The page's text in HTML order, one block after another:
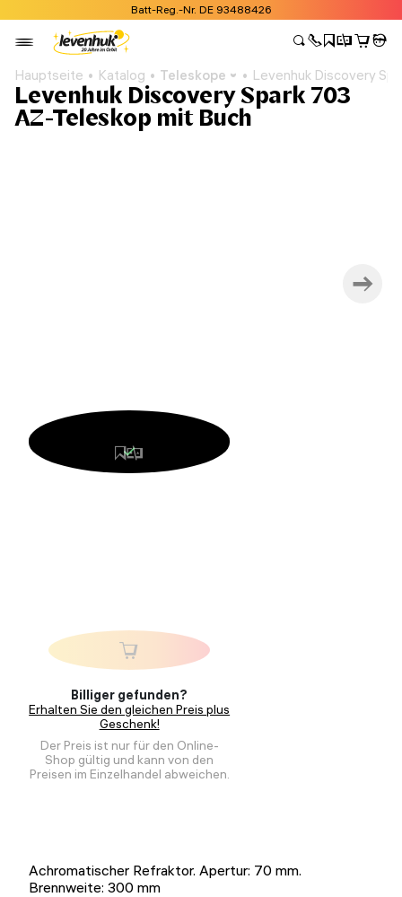
Batt-Reg.-Nr. DE 93488426
Hauptseite Katalog Teleskope Levenhuk Discovery
Levenhuk Discovery Spark 703
AZ-Teleskop mit Buch
Billiger gefunden?
Erhalten Sie den gleichen Preis plus
Geschenk!
Der Preis ist nur für den Online-
Shop gültig und kann von den
Preisen im Einzelhandel abweichen.
Achromatischer Refraktor. Apertur: 70 mm.
Brennweite: 300 mm